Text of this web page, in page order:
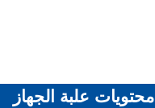
محتويات علبة الجهاز